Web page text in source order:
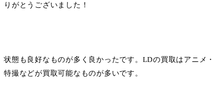
りがとうございました！
状態も良好なものが多く良かったです。LDの買取はアニメ・
特撮などが買取可能なものが多いです。